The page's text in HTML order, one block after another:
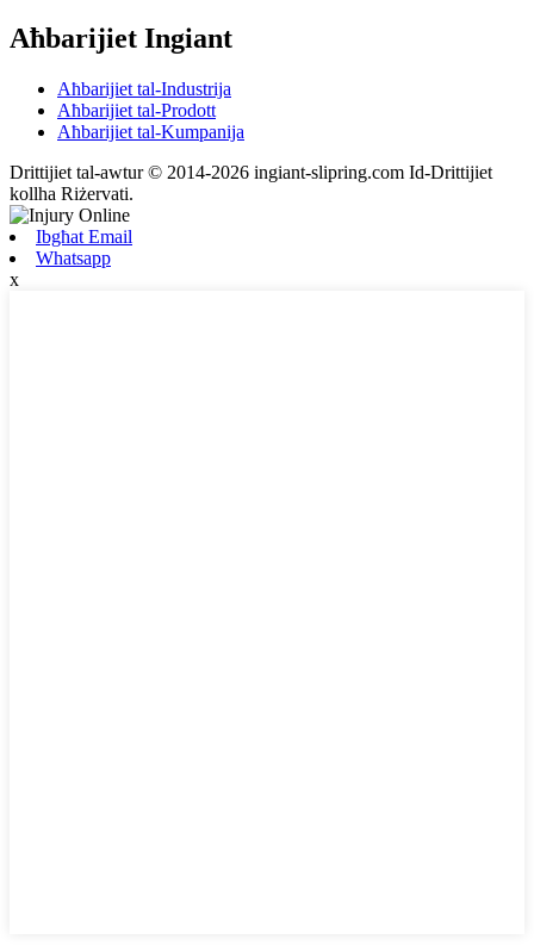
Aħbarijiet Ingiant
Aħbarijiet tal-Industrija
Aħbarijiet tal-Prodott
Aħbarijiet tal-Kumpanija
Drittijiet tal-awtur © 2014-2026 ingiant-slipring.com Id-Drittijiet
kollha Riżervati.
Ibgħat Email
Whatsapp
x